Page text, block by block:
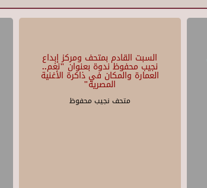
السبت القادم بمتحف ومركز إبداع
نجيب محفوظ ندوة بعنوان "نغم..
العمارة والمكان في ذاكرة الأغنية
المصرية"
متحف نجيب محفوظ